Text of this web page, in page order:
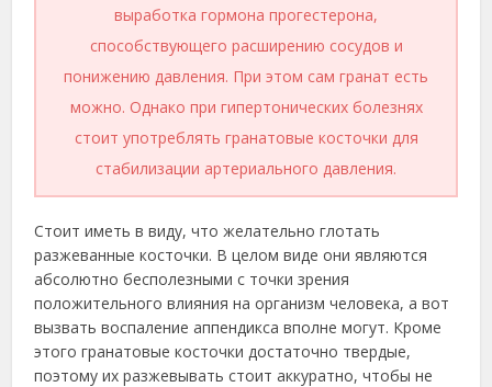
выработка гормона прогестерона,
способствующего расширению сосудов и
понижению давления. При этом сам гранат есть
можно. Однако при гипертонических болезнях
стоит употреблять гранатовые косточки для
стабилизации артериального давления.
Стоит иметь в виду, что желательно глотать
разжеванные косточки. В целом виде они являются
абсолютно бесполезными с точки зрения
положительного влияния на организм человека, а вот
вызвать воспаление аппендикса вполне могут. Кроме
этого гранатовые косточки достаточно твердые,
поэтому их разжевывать стоит аккуратно, чтобы не